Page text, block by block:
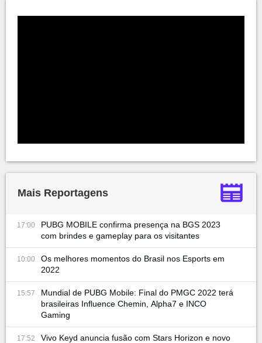
Mais Reportagens
17:00
PUBG MOBILE confirma presença na BGS 2023
com brindes e gameplay para os visitantes
10:00
Os melhores momentos do Brasil nos Esports em
2022
15:57
Mundial de PUBG Mobile: Final do PMGC 2022 terá
brasileiras Influence Chemin, Alpha7 e INCO
Gaming
17:52
Vivo Keyd anuncia fusão com Stars Horizon e novo